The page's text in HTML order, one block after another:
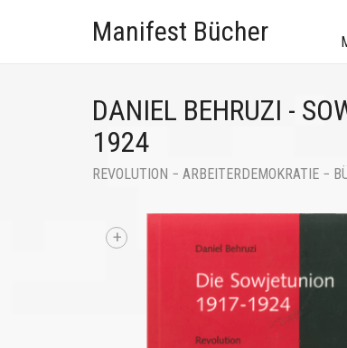
Manifest Bücher
DANIEL BEHRUZI -
1924
REVOLUTION − ARBEITERDEMOKRATIE −
+